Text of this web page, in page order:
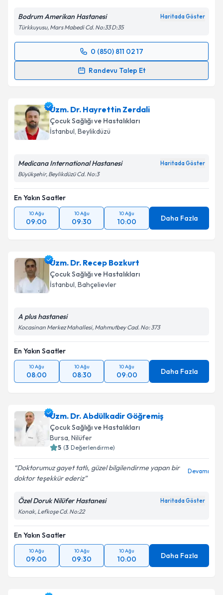
Bodrum Amerikan Hastanesi Haritada Göster
Türkkuyusu, Mars Mabedi Cd. No:33 D:35
0 (850) 811 02 17
Randevu Talep Et
Randevu Takvimi Talebi
takvim hazırlandığında e-posta ile bilgilendireceğiz.
E-posta Adresiniz
Kişisel verilerimin işlenmesine ilişkin
Metni'ni okudum ve kişisel verilerimin belirtilen
kapsamda işlenmesini kabul ediyorum.
Takvim Talebini Gönder
Uzm. Dr. Hayrettin Zerdali
Çocuk Sağlığı ve Hastalıkları
İstanbul, Beylikdüzü
Medicana International Hastanesi Haritada Göster
Büyükşehir, Beylikdüzü Cd. No:3
En Yakın Saatler
10 Ağu
09:00
10 Ağu
09:30
10 Ağu
10:00 Daha Fazla
Uzm. Dr. Recep Bozkurt
Çocuk Sağlığı ve Hastalıkları
İstanbul, Bahçelievler
A plus hastanesi
Kocasinan Merkez Mahallesi, Mahmutbey Cad. No: 373
En Yakın Saatler
10 Ağu
08:00
10 Ağu
08:30
10 Ağu
09:00 Daha Fazla
Uzm. Dr. Abdülkadir Göğremiş
Çocuk Sağlığı ve Hastalıkları
Bursa, Nilüfer
5 (3 Değerlendirme)
Doktorumuz gayet tatlı, güzel bilgilendirme yapan bir
doktor teşekkür ederiz
Devamı
Özel Doruk Nilüfer Hastanesi Haritada Göster
Konak, Lefkoşe Cd. No:22
En Yakın Saatler
10 Ağu
09:00
10 Ağu
09:30
10 Ağu
10:00 Daha Fazla